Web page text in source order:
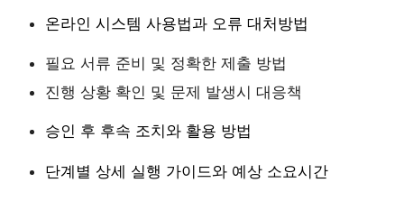
온라인 시스템 사용법과 오류 대처방법
필요 서류 준비 및 정확한 제출 방법
진행 상황 확인 및 문제 발생시 대응책
승인 후 후속 조치와 활용 방법
단계별 상세 실행 가이드와 예상 소요시간